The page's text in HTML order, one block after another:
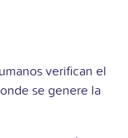
verifican el
se genere la